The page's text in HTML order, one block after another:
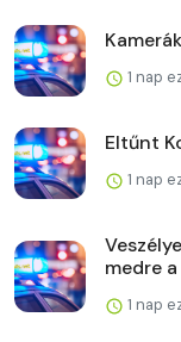
1 nap
Eltűnt
1 nap
medre
1 nap